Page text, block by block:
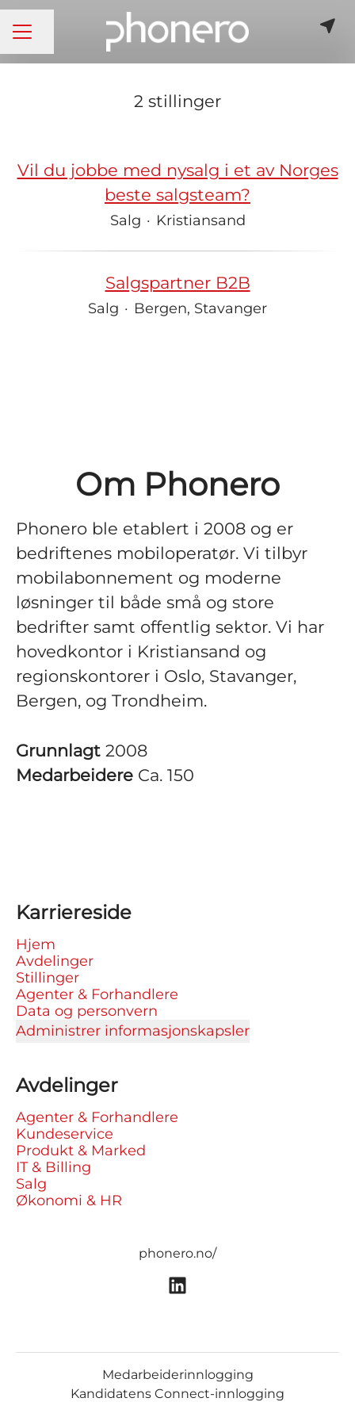
KARRIEREMENY
Del siden
2 stillinger
Vil du jobbe med nysalg i et av Norges
beste salgsteam?
Salg · Kristiansand
Salgspartner B2B
Salg · Bergen, Stavanger
Om Phonero
Phonero ble etablert i 2008 og er
bedriftenes mobiloperatør. Vi tilbyr
mobilabonnement og moderne
løsninger til både små og store
bedrifter samt offentlig sektor. Vi har
hovedkontor i Kristiansand og
regionskontorer i Oslo, Stavanger,
Bergen, og Trondheim.
Grunnlagt 2008
Medarbeidere Ca. 150
Karriereside
Hjem
Avdelinger
Stillinger
Agenter & Forhandlere
Data og personvern
Administrer informasjonskapsler
Avdelinger
Agenter & Forhandlere
Kundeservice
Produkt & Marked
IT & Billing
Salg
Økonomi & HR
phonero.no/
Medarbeiderinnlogging
Kandidatens Connect-innlogging